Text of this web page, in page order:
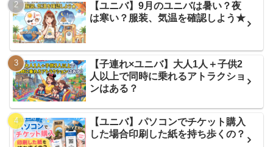
【ユニバ】9月のユニバは暑い？夜
は寒い？服装、気温を確認しよう★
【子連れ×ユニバ】大人1人＋子供2
人以上で同時に乗れるアトラクショ
ンはある？
【ユニバ】パソコンでチケット購入
した場合印刷した紙を持ち歩くの？